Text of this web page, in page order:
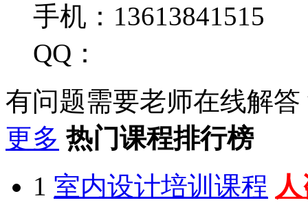
手机：13613841515
QQ：
有问题需要老师在线解答
更多 热门课程排行榜
1 室内设计培训课程